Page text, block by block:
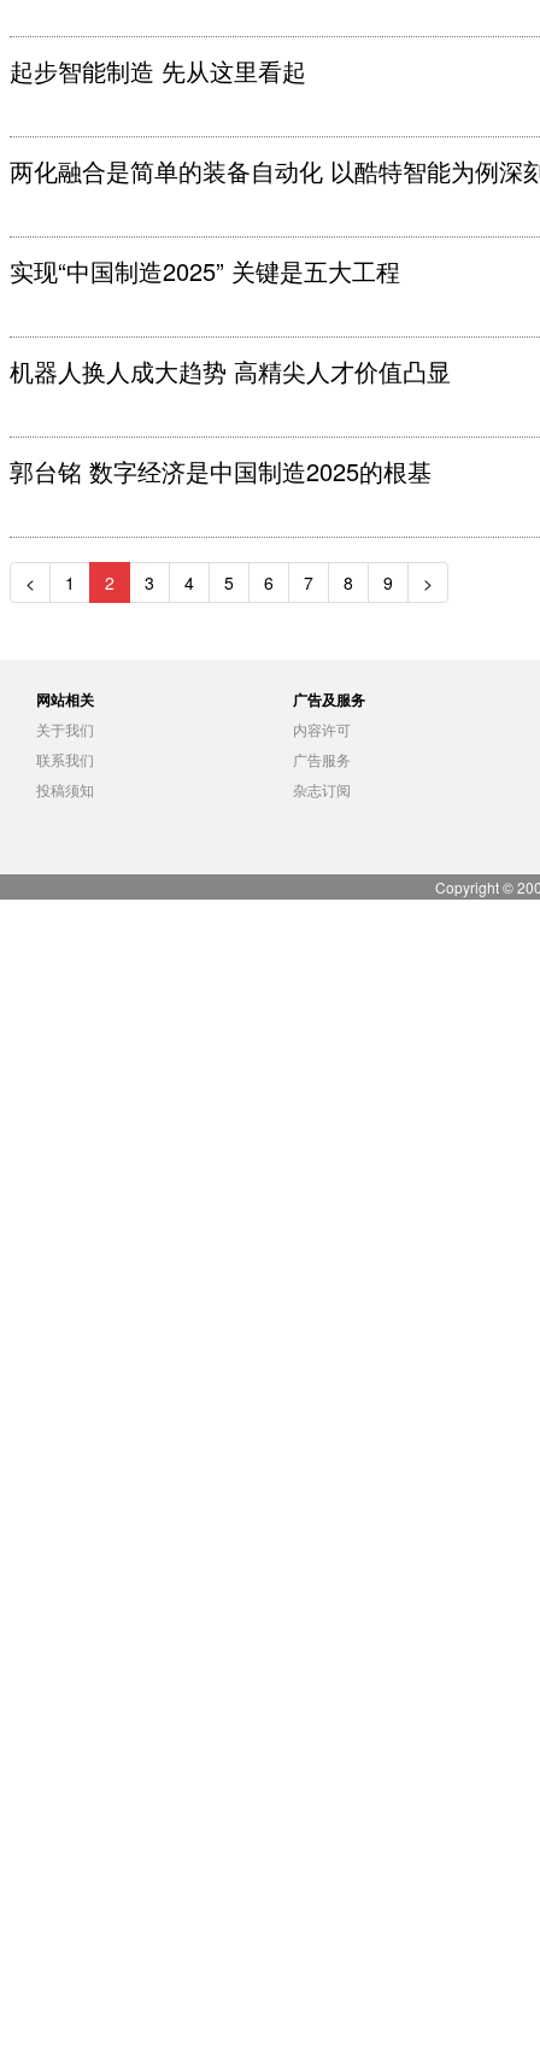
起步智能制造 先从这里看起
两化融合是简单的装备自动化 以酷特智能为例深
实现“中国制造2025” 关键是五大工程
机器人换人成大趋势 高精尖人才价值凸显
郭台铭 数字经济是中国制造2025的根基
< 1 2 3 4 5 6 7 8 9 >
网站相关
关于我们
联系我们
投稿须知
广告及服务
内容许可
广告服务
杂志订阅
Copyright ©